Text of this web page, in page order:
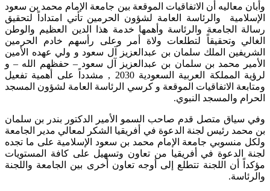
وأبان معاليه أن الاتفاقيات الموقعة بين جامعة الإمام محمد بن سعود
الإسلامية والرئاسة العامة لشؤون الحرمين تأتي امتداداً لتحقيق
رسالة الجامعة والرئاسة وأهمها خدمة هذا الدين العظيم والوطن
الغالي وتحقيقاً لتطلعات ولاة أمر وعلى رأسهم خادم الحرمين
الشريفين الملك سلمان بن عبدالعزيز آل سعود و ولي عهده الأمين
الأمير محمد بن سلمان بن عبدالعزيز آل سعود – حفظهم الله – و
لرؤية المملكة العربية السعودية 2030 , مشدداً على أهمية تفعيل
ومتابعة الاتفاقيات الموقعة و كرسي الرئاسة العامة لشؤون المسجد
الحرام والمسجد النبوي.
وفي سياق متصل قدم صاحب السمو الأمير الدكتور بندر بن سلمان
بن محمد رئيس لجنة الدعوة في أفريقيا الشكر لمعالي مدير الجامعة
ولكل منسوبي جامعة الإمام محمد بن سعود الإسلامية على ما تجده
لجنة الدعوة في أفريقيا من تعاون وتسهيل على كافة المستويات
مؤكداً أن اللجنة تتطلع إلى أوجه تعاون أخرى بين الجامعة واللجنة
والرئاسة.